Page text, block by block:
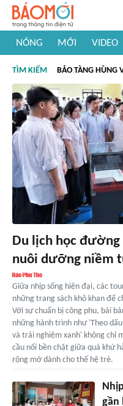
NÓNG MỚI VIDEO
#Khám phá thế giới
TÌM KIẾM BẢO TÀNG HÙNG
Du lịch học
nuôi dưỡng niềm
Giữa nhịp sống hiện đại, các
những trang sách khô khan để
Với sự chuẩn bị công phu, bài
những hành trình như 'Theo
và trải nghiệm xanh' không chỉ
cầu nối bền chặt giữa quá khứ
rộng mở dành cho thế hệ trẻ.
gần